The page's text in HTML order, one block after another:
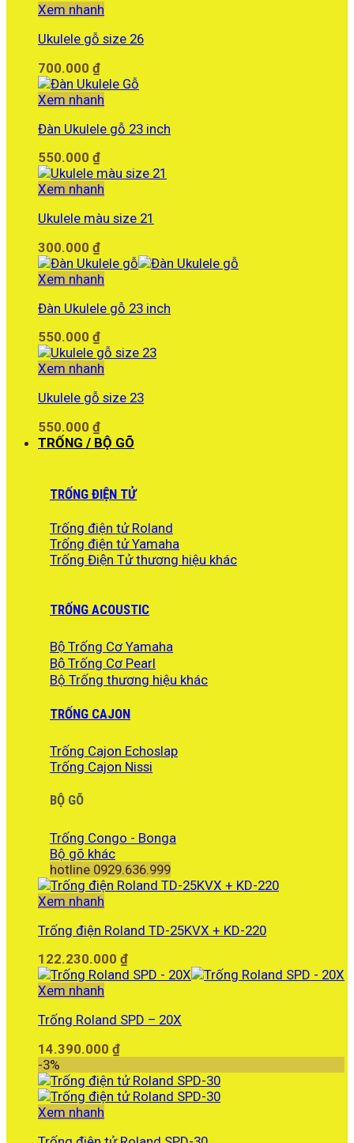
Xem nhanh
Ukulele gỗ size 26
700.000 ₫
Xem nhanh
Đàn Ukulele gỗ 23 inch
550.000 ₫
Xem nhanh
Ukulele màu size 21
300.000 ₫
Xem nhanh
Đàn Ukulele gỗ 23 inch
550.000 ₫
Xem nhanh
Ukulele gỗ size 23
550.000 ₫
TRỐNG / BỘ GÕ
TRỐNG ĐIỆN TỬ
Trống điện tử Roland
Trống điện tử Yamaha
Trống Điện Tử thương hiệu khác
TRỐNG ACOUSTIC
Bộ Trống Cơ Yamaha
Bộ Trống Cơ Pearl
Bộ Trống thương hiệu khác
TRỐNG CAJON
Trống Cajon Echoslap
Trống Cajon Nissi
BỘ GÕ
Trống Congo - Bonga
Bộ gõ khác
hotline 0929.636.999
Xem nhanh
Trống điện Roland TD-25KVX + KD-220
122.230.000 ₫
Xem nhanh
Trống Roland SPD – 20X
14.390.000 ₫
-3%
Xem nhanh